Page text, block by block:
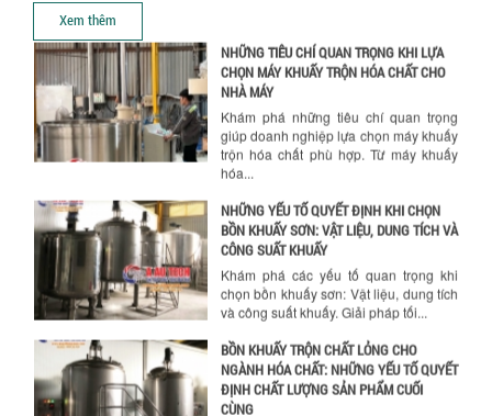
Xem thêm
NHỮNG TIÊU CHÍ QUAN TRỌNG KHI LỰA
CHỌN MÁY KHUẤY TRỘN HÓA CHẤT CHO
NHÀ MÁY
Khám phá những tiêu chí quan trọng
giúp doanh nghiệp lựa chọn máy khuấy
trộn hóa chất phù hợp. Từ máy khuấy
hóa...
NHỮNG YẾU TỐ QUYẾT ĐỊNH KHI CHỌN
BỒN KHUẤY SƠN: VẬT LIỆU, DUNG TÍCH VÀ
CÔNG SUẤT KHUẤY
Khám phá các yếu tố quan trọng khi
chọn bồn khuấy sơn: Vật liệu, dung tích
và công suất khuấy. Giải pháp tối...
BỒN KHUẤY TRỘN CHẤT LỎNG CHO
NGÀNH HÓA CHẤT: NHỮNG YẾU TỐ QUYẾT
ĐỊNH CHẤT LƯỢNG SẢN PHẨM CUỐI
CÙNG